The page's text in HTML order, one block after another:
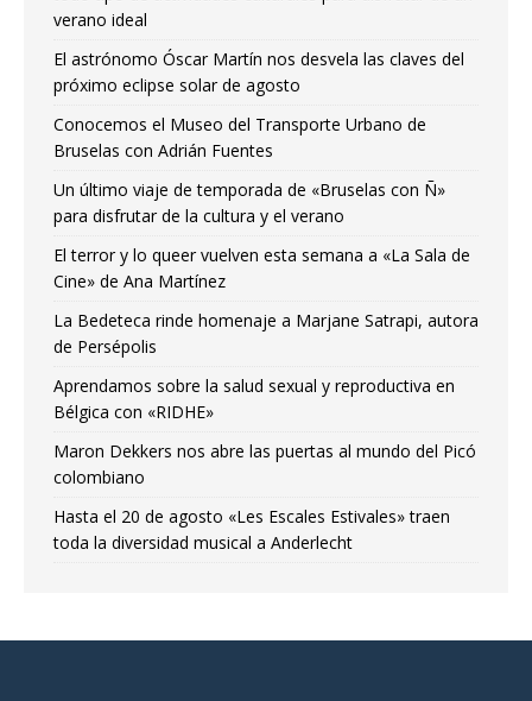
verano ideal
El astrónomo Óscar Martín nos desvela las claves del
próximo eclipse solar de agosto
Conocemos el Museo del Transporte Urbano de
Bruselas con Adrián Fuentes
Un último viaje de temporada de «Bruselas con Ñ»
para disfrutar de la cultura y el verano
El terror y lo queer vuelven esta semana a «La Sala de
Cine» de Ana Martínez
La Bedeteca rinde homenaje a Marjane Satrapi, autora
de Persépolis
Aprendamos sobre la salud sexual y reproductiva en
Bélgica con «RIDHE»
Maron Dekkers nos abre las puertas al mundo del Picó
colombiano
Hasta el 20 de agosto «Les Escales Estivales» traen
toda la diversidad musical a Anderlecht